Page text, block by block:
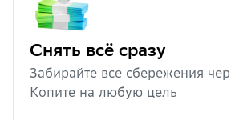
Снять всё сразу
Забирайте все сбережения
Копите на любую цель